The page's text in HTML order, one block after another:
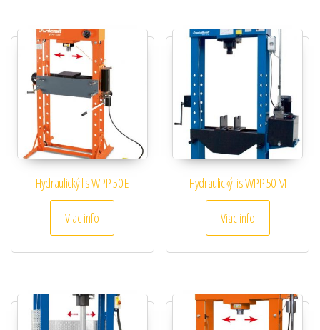
Hydraulický lis WPP 50 E
Viac info
Hydraulický lis WPP 50 M
Viac info